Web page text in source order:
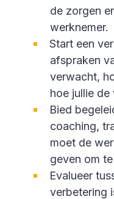
de zorgen
werknemer.
Start een
afspraken
verwacht,
hoe jullie
Bied
coaching,
moet de
geven om
Evalueer
verbetering